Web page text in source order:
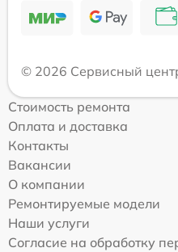
© 2026 Сервисный
Стоимость ремонта
Оплата и доставка
Контакты
Вакансии
О компании
Ремонтируемые модели
Наши услуги
Согласие на обработку